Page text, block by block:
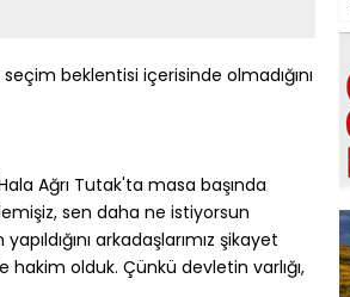
beklentisi içerisinde olmadığını
Ağrı Tutak'ta masa başında
sen daha ne istiyorsun
arkadaşlarımız şikayet
olduk. Çünkü devletin varlığı,